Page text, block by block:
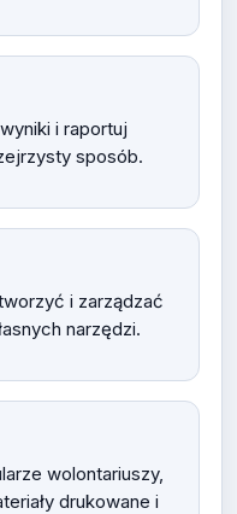
i raportuj
sposób.
i zarządzać
narzędzi.
wolontariuszy,
drukowane i